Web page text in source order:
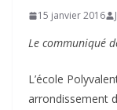
15 janvier 2016
Le communiqué
L’école
arrondissement